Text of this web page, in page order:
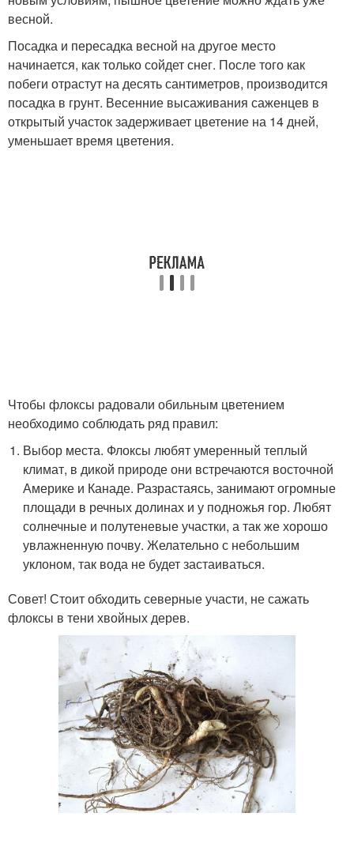
весной.
Посадка и пересадка весной на другое место
начинается, как только сойдет снег. После того как
побеги отрастут на десять сантиметров, производится
посадка в грунт. Весенние высаживания саженцев в
открытый участок задерживает цветение на 14 дней,
уменьшает время цветения.
Чтобы флоксы радовали обильным цветением
необходимо соблюдать ряд правил:
Выбор места. Флоксы любят умеренный теплый
климат, в дикой природе они встречаются восточной
Америке и Канаде. Разрастаясь, занимают огромные
площади в речных долинах и у подножья гор. Любят
солнечные и полутеневые участки, а так же хорошо
увлажненную почву. Желательно с небольшим
уклоном, так вода не будет застаиваться.
Совет! Стоит обходить северные участи, не сажать
флоксы в тени хвойных дерев.